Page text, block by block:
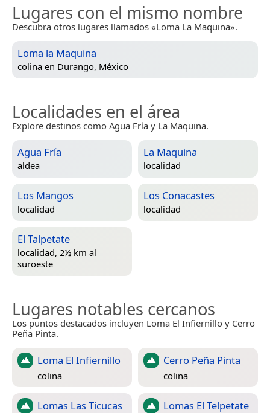
Lugares con el mismo nombre
Descubra otros lugares llamados «Loma La Maquina».
Loma la Maquina
colina en Durango, México
Localidades en el área
Explore destinos como Agua Fría y La Maquina.
Agua Fría
aldea
La Maquina
localidad
Los Mangos
localidad
Los Conacastes
localidad
El Talpetate
localidad, 2½ km al
suroeste
Lugares notables cercanos
Los puntos destacados incluyen Loma El Infiernillo y Cerro
Peña Pinta.
Loma El Infiernillo
colina
Cerro Peña Pinta
colina
Lomas Las Ticucas Lomas El Telpetate